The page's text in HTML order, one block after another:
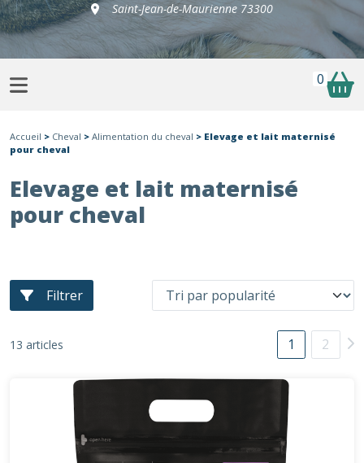
Saint-Jean-de-Maurienne 73300
0
Accueil > Cheval > Alimentation du cheval > Elevage et lait maternisé
pour cheval
Elevage et lait maternisé
pour cheval
Filtrer
13 articles 1 2